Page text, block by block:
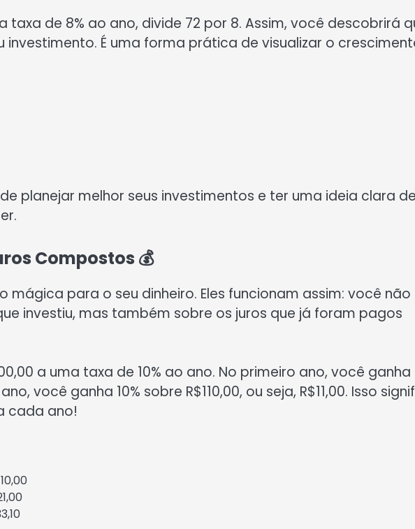
taxa de 8% ao ano, divide 72 por 8. Assim, você descobrirá
investimento. É uma forma prática de visualizar o
planejar melhor seus investimentos e ter uma ideia clara
Compostos 💰
mágica para o seu dinheiro. Eles funcionam assim: você não
investiu, mas também sobre os juros que já foram pagos
a uma taxa de 10% ao ano. No primeiro ano, você ganha
você ganha 10% sobre R$110,00, ou seja, R$11,00. Isso
cada ano!